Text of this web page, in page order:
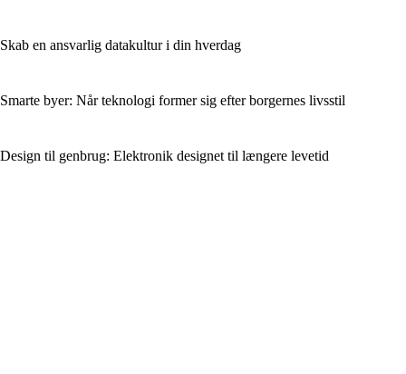
Skab en ansvarlig datakultur i din hverdag
Smarte byer: Når teknologi former sig efter borgernes livsstil
Design til genbrug: Elektronik designet til længere levetid